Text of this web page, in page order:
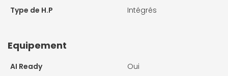
Type de H.P
Intégrés
Equipement
AI Ready
Oui